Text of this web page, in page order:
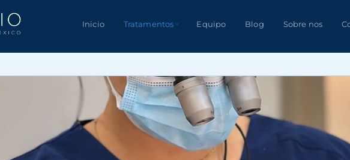
Inicio Tratamentos Equipo Blog Sobre nos